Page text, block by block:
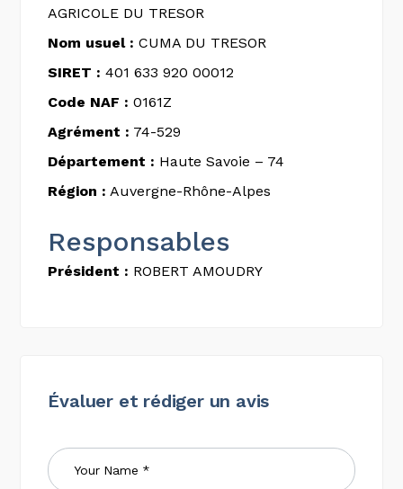
AGRICOLE DU TRESOR
Nom usuel : CUMA DU TRESOR
SIRET : 401 633 920 00012
Code NAF : 0161Z
Agrément : 74-529
Département : Haute Savoie – 74
Région : Auvergne-Rhône-Alpes
Responsables
Président : ROBERT AMOUDRY
Évaluer et rédiger un avis